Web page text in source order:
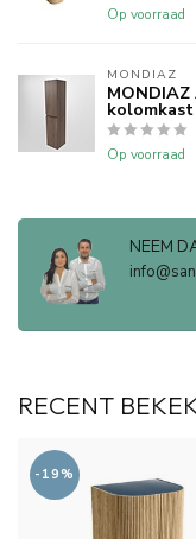
Op voorraad
MONDIAZ
MONDIAZ
Op voorraad
NEEM
RECENT
-19%